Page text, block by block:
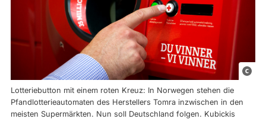
K
t
Lotteriebutton mit einem roten Kreuz: In Norwegen stehen die
Pfandlotterieautomaten des Herstellers Tomra inzwischen in den
meisten Supermärkten. Nun soll Deutschland folgen. Kubickis